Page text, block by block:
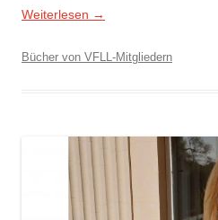
Weiterlesen →
Bücher von VFLL-Mitgliedern